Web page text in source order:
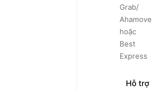
Grab/
Ahamove
hoặc
Best
Express
Hỗ trợ